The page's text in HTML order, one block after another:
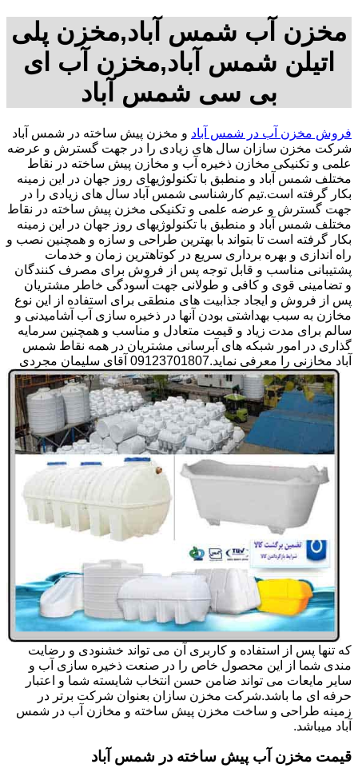
مخزن آب شمس آباد,مخزن پلی
اتیلن شمس آباد,مخزن آب ای
بی سی شمس آباد
فروش مخزن آب در شمس آباد و مخزن پیش ساخته در شمس آباد
شرکت مخزن سازان سال های زیادی را در جهت گسترش و عرضه
علمی و تکنیکی مخازن ذخیره آب و مخازن پیش ساخته در نقاط
مختلف شمس آباد و منطبق با تکنولوژیهای روز جهان در این زمینه
بکار گرفته است.تیم کارشناسی شمس آباد سال های زیادی را در
جهت گسترش و عرضه علمی و تکنیکی مخزن پیش ساخته در نقاط
مختلف شمس آباد و منطبق با تکنولوژیهای روز جهان در این زمینه
بکار گرفته است تا بتواند با بهترین طراحی و سازه و همچنین نصب و
راه اندازی و بهره برداری سریع در کوتاهترین زمان و خدمات
پشتیبانی مناسب و قابل توجه پس از فروش برای مصرف کنندگان
و تضامینی قوی و کافی و طولانی جهت آسودگی خاطر مشتریان
پس از فروش و ایجاد جذابیت های منطقی برای استفاده از این نوع
مخازن به سبب بهداشتی بودن آنها در ذخیره سازی آب آشامیدنی و
سالم برای مدت زیاد و قیمت متعادل و مناسب و همچنین سرمایه
گذاری در امور شبکه های آبرسانی مشتریان در همه نقاط شمس
آباد مخازنی را معرفی نماید.09123701807 آقای سلیمان مجردی
که تنها پس از استفاده و کاربری آن می تواند خشنودی و رضایت
مندی شما از این محصول خاص را در صنعت ذخیره سازی آب و
سایر مایعات می تواند ضامن حسن انتخاب شایسته شما و اعتبار
حرفه ای ما باشد.شرکت مخزن سازان بعنوان شرکت برتر در
زمینه طراحی و ساخت مخزن پیش ساخته و مخازن آب در شمس
آباد میباشد.
قیمت مخزن آب پیش ساخته در شمس آباد